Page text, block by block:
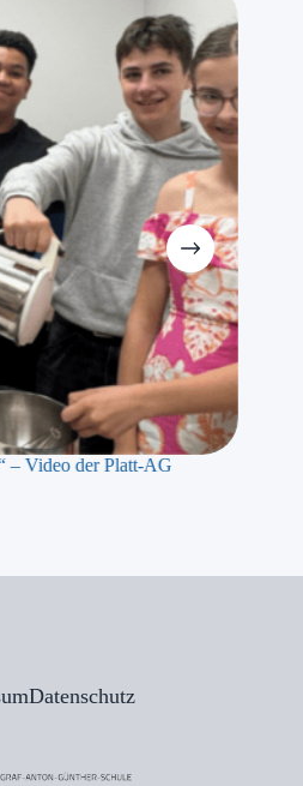
– Video der Platt-AG
Datenschutz